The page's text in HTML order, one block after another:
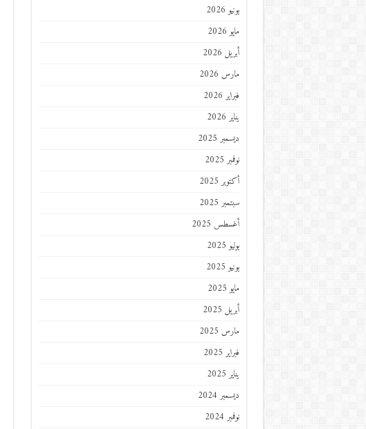
يونيو 2026
مايو 2026
أبريل 2026
مارس 2026
فبراير 2026
يناير 2026
ديسمبر 2025
نوفمبر 2025
أكتوبر 2025
سبتمبر 2025
أغسطس 2025
يوليو 2025
يونيو 2025
مايو 2025
أبريل 2025
مارس 2025
فبراير 2025
يناير 2025
ديسمبر 2024
نوفمبر 2024